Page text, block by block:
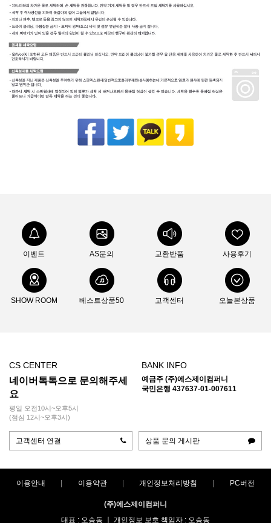
이벤트 AS문의 교환반품 사용후기
SHOW ROOM 베스트상품50 고객센터 오늘본상품
CS CENTER
네이버톡톡으로 문의해주세
요
평일 오전10시~오후5시
(점심 12시~오후3시)
BANK INFO
예금주 (주)에스제이컴퍼니
국민은행 437637-01-007611
고객센터 연결 상품 문의 게시판
이용안내 이용약관 개인정보처리방침 PC버전
(주)에스제이컴퍼니
대표 : 오승동 ㅣ 개인정보 보호 책임자 : 오승동